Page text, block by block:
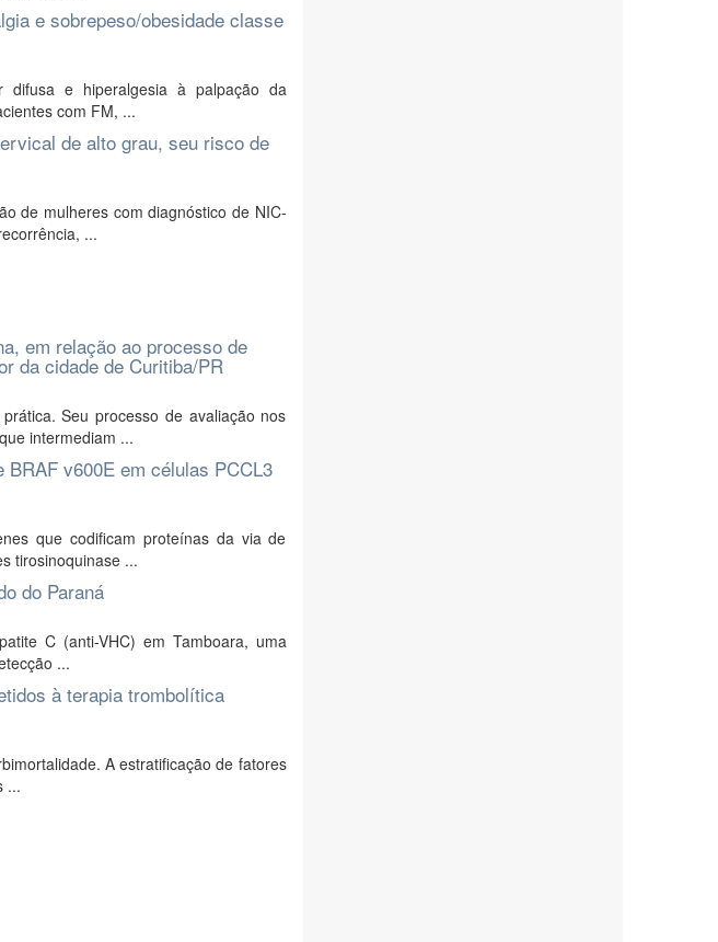
e sobrepeso/obesidade classe
difusa e hiperalgesia à palpação da
com FM, ...
de alto grau, seu risco de
de mulheres com diagnóstico de NIC-
...
em relação ao processo de
da cidade de Curitiba/PR
Seu processo de avaliação nos
intermediam ...
v600E em células PCCL3
que codificam proteínas da via de
tirosinoquinase ...
do Paraná
C (anti-VHC) em Tamboara, uma
...
à terapia trombolítica
A estratificação de fatores
...